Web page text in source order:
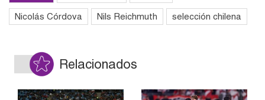
Nicolás Córdova Nils Reichmuth selección chilena
Relacionados